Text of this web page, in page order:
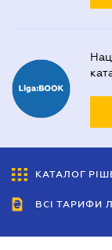
КАТАЛОГ
ВСІ ТАРИФИ